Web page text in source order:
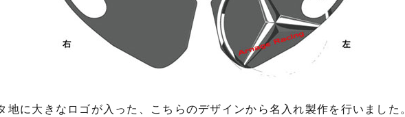
地に大きなロゴが入った、こちらのデザインから名入れ製作を行いました。